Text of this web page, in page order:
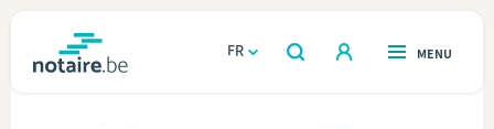
FR
OUVERT
RECHERCHER
OUVERT
MENU